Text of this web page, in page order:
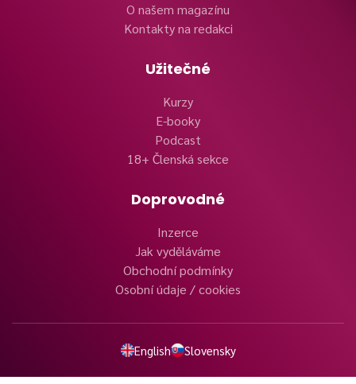
O našem magazínu
Kontakty na redakci
Užitečné
Kurzy
E-booky
Podcast
18+ Členská sekce
Doprovodné
Inzerce
Jak vyděláváme
Obchodní podmínky
Osobní údaje / cookies
English Slovensky